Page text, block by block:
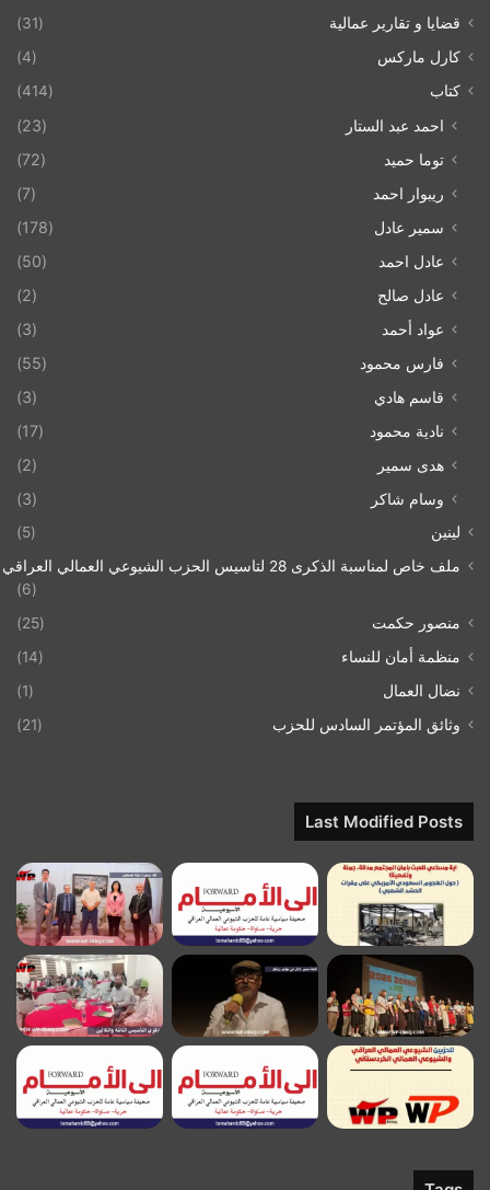
قضايا و تقارير عمالية
(31)
كارل ماركس
(4)
كتاب
(414)
احمد عبد الستار
(23)
توما حميد
(72)
ريبوار احمد
(7)
سمير عادل
(178)
عادل احمد
(50)
عادل صالح
(2)
عواد أحمد
(3)
فارس محمود
(55)
قاسم هادي
(3)
نادية محمود
(17)
هدى سمير
(2)
وسام شاكر
(3)
لينين
(5)
ملف خاص لمناسبة الذكرى 28 لتاسيس الحزب الشيوعي العمالي العراقي 1993/07/21
(6)
منصور حكمت
(25)
منظمة أمان للنساء
(14)
نضال العمال
(1)
وثائق المؤتمر السادس للحزب
(21)
Last Modified Posts